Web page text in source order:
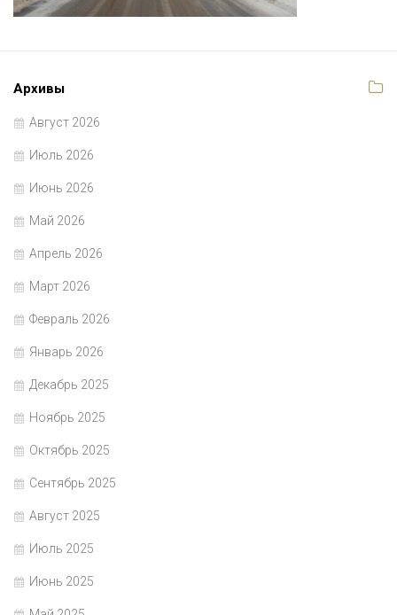
Архивы
Август 2026
Июль 2026
Июнь 2026
Май 2026
Апрель 2026
Март 2026
Февраль 2026
Январь 2026
Декабрь 2025
Ноябрь 2025
Октябрь 2025
Сентябрь 2025
Август 2025
Июль 2025
Июнь 2025